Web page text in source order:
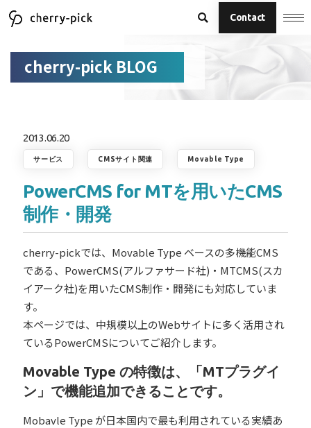
Contact
cherry-pick BLOG
2013.06.20
サービス CMSサイト関連 Movable Type
PowerCMS for MTを用いたCMS
制作・開発
cherry-pickでは、Movable Type ベースの多機能CMS
である、PowerCMS(アルファサード社)・MTCMS(スカ
イアーク社)を用いたCMS制作・開発にも対応していま
す。
本ページでは、中規模以上のWebサイトに多く活用され
ているPowerCMSについてご紹介します。
Movable Type の特徴は、「MTプラグイ
ン」で機能追加できることです。
Mobavle Type が日本国内で最も利用されている実績あ